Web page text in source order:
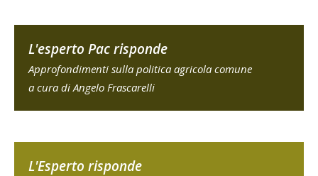
L'esperto Pac risponde
Approfondimenti sulla politica agricola comune
a cura di Angelo Frascarelli
L'Esperto risponde